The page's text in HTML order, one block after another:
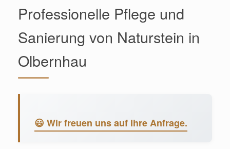
Professionelle Pflege und
Sanierung von Naturstein in
Olbernhau
😃 Wir freuen uns auf Ihre Anfrage.